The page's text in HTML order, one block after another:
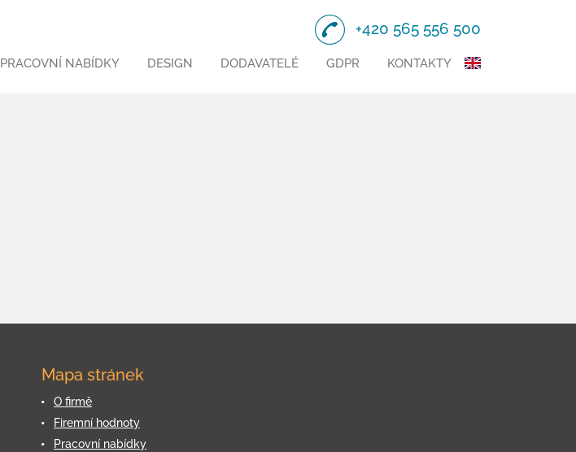
+420 565 556 500
PRACOVNÍ NABÍDKY DESIGN DODAVATELÉ GDPR KONTAKTY
Mapa stránek
O firmě
Firemní hodnoty
Pracovní nabídky